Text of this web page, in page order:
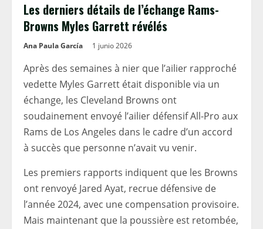
Les derniers détails de l’échange Rams-
Browns Myles Garrett révélés
Ana Paula García 1 junio 2026
Après des semaines à nier que l’ailier rapproché
vedette Myles Garrett était disponible via un
échange, les Cleveland Browns ont
soudainement envoyé l’ailier défensif All-Pro aux
Rams de Los Angeles dans le cadre d’un accord
à succès que personne n’avait vu venir.
Les premiers rapports indiquent que les Browns
ont renvoyé Jared Ayat, recrue défensive de
l’année 2024, avec une compensation provisoire.
Mais maintenant que la poussière est retombée,